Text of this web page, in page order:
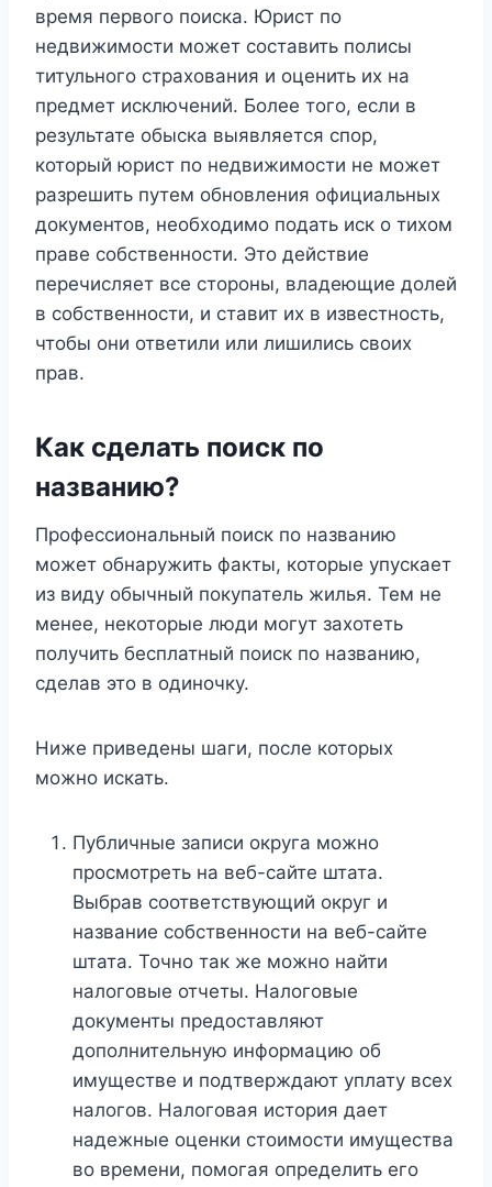
время первого поиска. Юрист по
недвижимости может составить полисы
титульного страхования и оценить их на
предмет исключений. Более того, если в
результате обыска выявляется спор,
который юрист по недвижимости не может
разрешить путем обновления официальных
документов, необходимо подать иск о тихом
праве собственности. Это действие
перечисляет все стороны, владеющие долей
в собственности, и ставит их в известность,
чтобы они ответили или лишились своих
прав.
Как сделать поиск по
названию?
Профессиональный поиск по названию
может обнаружить факты, которые упускает
из виду обычный покупатель жилья. Тем не
менее, некоторые люди могут захотеть
получить бесплатный поиск по названию,
сделав это в одиночку.
Ниже приведены шаги, после которых
можно искать.
Публичные записи округа можно
просмотреть на веб-сайте штата.
Выбрав соответствующий округ и
название собственности на веб-сайте
штата. Точно так же можно найти
налоговые отчеты. Налоговые
документы предоставляют
дополнительную информацию об
имуществе и подтверждают уплату всех
налогов. Налоговая история дает
надежные оценки стоимости имущества
во времени, помогая определить его